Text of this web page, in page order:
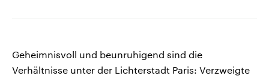
Geheimnisvoll und beunruhigend sind die
Verhältnisse unter der Lichterstadt Paris: Verzweigte